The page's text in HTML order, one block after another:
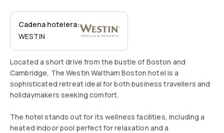
Cadena hotelera:
WESTIN
Located a short drive from the bustle of Boston and
Cambridge, The Westin Waltham Boston hotel is a
sophisticated retreat ideal for both business travellers and
holidaymakers seeking comfort.
The hotel stands out for its wellness facilities, including a
heated indoor pool perfect for relaxation and a